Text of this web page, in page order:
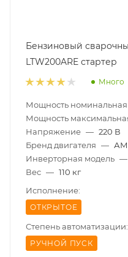
Бензиновый
LTW200ARE стартер
Много
Мощность номинальная
Мощность
Напряжение — 220 В
Бренд двигателя —
Инверторная модель —
Вес — 110 кг
Исполнение:
ОТКРЫТОЕ
Степень автоматизации:
РУЧНОЙ ПУСК